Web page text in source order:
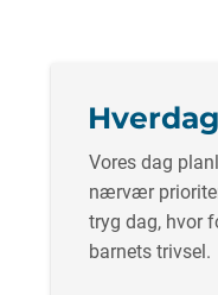
Vores dag
nærvær
tryg dag, hvor
barnets trivsel.